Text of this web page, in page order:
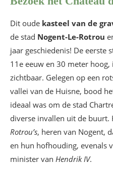
Dit oude kasteel van de
de stad Nogent-Le-Rotrou
jaar geschiedenis! De eerste
11e eeuw en 30 meter hoog,
zichtbaar. Gelegen op een
vallei van de Huisne, bood
ideaal was om de stad
diverse invallen uit de buurt.
Rotrou’s, heren van Nogent,
en hun hofhouding, evenals
minister van Hendrik IV.